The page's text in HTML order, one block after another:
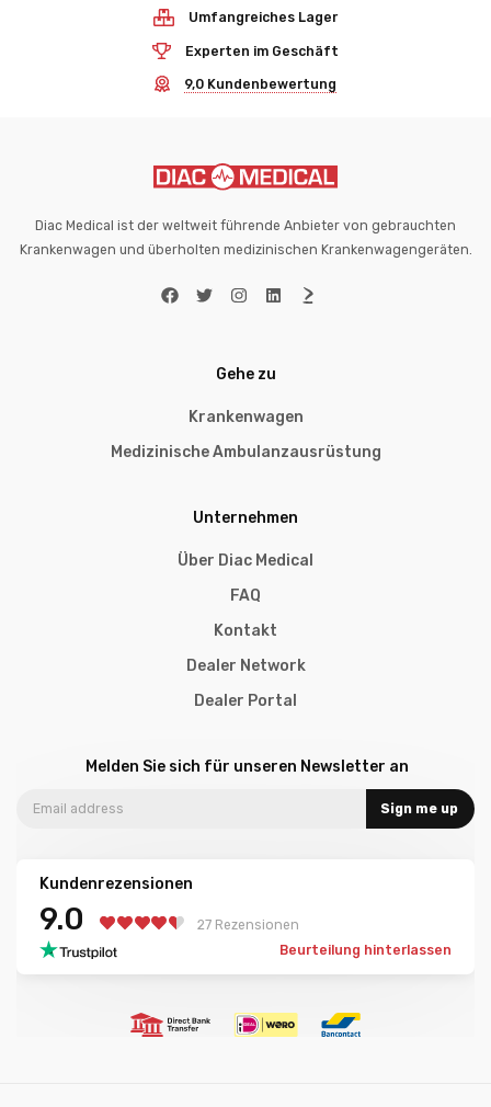
Umfangreiches Lager
Experten im Geschäft
9,0 Kundenbewertung
Diac Medical ist der weltweit führende Anbieter von gebrauchten
Krankenwagen und überholten medizinischen Krankenwagengeräten.
Gehe zu
Krankenwagen
Medizinische Ambulanzausrüstung
Unternehmen
Über Diac Medical
FAQ
Kontakt
Dealer Network
Dealer Portal
Melden Sie sich für unseren Newsletter an
Sign me up
Kundenrezensionen
9.0
27 Rezensionen
Beurteilung hinterlassen